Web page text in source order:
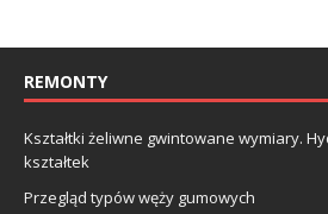
REMONTY
Kształtki żeliwne gwintowane wymiary.
kształtek
Przegląd typów węży gumowych